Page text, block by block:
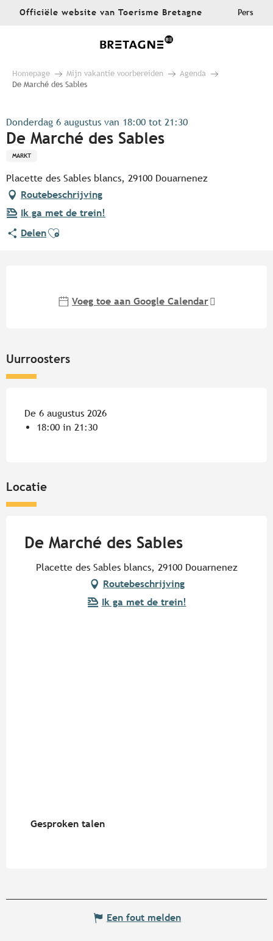
AllerOfficiële website van Toerisme Bretagne Pers
Homepage Mijn vakantie voorbereiden
Agenda
De Marché des Sables
Donderdag 6 augustus van 18:00 tot 21:30
De Marché des Sables
MARKT
Placette des Sables blancs, 29100 Douarnenez
Routebeschrijving
Ik ga met de trein!
DelenAjouter aux favoris
Voeg toe aan Google Calendar
Uurroosters
De 6 augustus 2026
18:00 in 21:30
Locatie
De Marché des Sables
Placette des Sables blancs, 29100 Douarnenez
Routebeschrijving
Ik ga met de trein!
Gesproken talen
Gesproken talen
Een fout melden